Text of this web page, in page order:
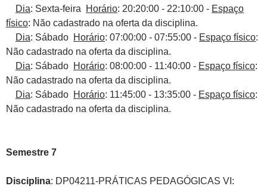
Dia: Sexta-feira Horário: 20:20:00 - 22:10:00 - Espaço
físico: Não cadastrado na oferta da disciplina.
Dia: Sábado Horário: 07:00:00 - 07:55:00 - Espaço físico:
Não cadastrado na oferta da disciplina.
Dia: Sábado Horário: 08:00:00 - 11:40:00 - Espaço físico:
Não cadastrado na oferta da disciplina.
Dia: Sábado Horário: 11:45:00 - 13:35:00 - Espaço físico:
Não cadastrado na oferta da disciplina.
Semestre 7
Disciplina: DP04211-PRÁTICAS PEDAGÓGICAS VI: